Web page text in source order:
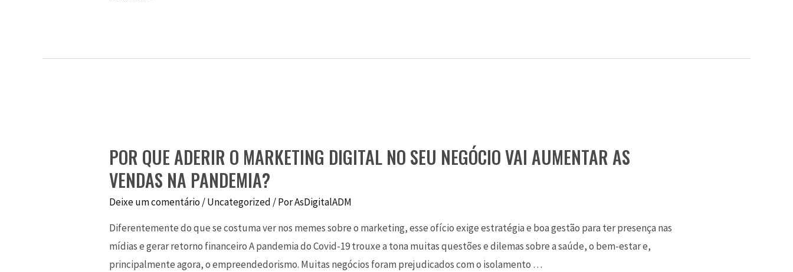
POR QUE ADERIR O MARKETING DIGITAL NO SEU NEGÓCIO VAI AUMENTAR AS
VENDAS NA PANDEMIA?
Deixe um comentário/Uncategorized / PorAsDigitalADM
Diferentemente do que se costuma ver nos memes sobre o marketing, esse ofício exige estratégia e boa gestão para ter presença nas
mídias e gerar retorno financeiro A pandemia do Covid-19 trouxe a tona muitas questões e dilemas sobre a saúde, o bem-estar e,
principalmente agora, o empreendedorismo. Muitas negócios foram prejudicados com o isolamento …